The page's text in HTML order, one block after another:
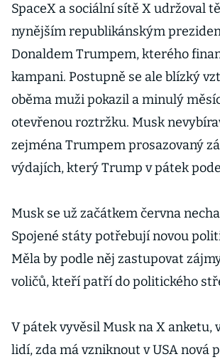
SpaceX a sociální sítě X udržoval
nynějším republikánským
Donaldem Trumpem, kterého
kampani. Postupně se ale blízký
oběma muži pokazil a minulý
otevřenou roztržku. Musk
zejména Trumpem prosazovaný
výdajích, který Trump v pátek
Musk se už začátkem června
Spojené státy potřebují novou
Měla by podle něj zastupovat
voličů, kteří patří do politického
V pátek vyvěsil Musk na X anketu,
lidí, zda má vzniknout v USA nová